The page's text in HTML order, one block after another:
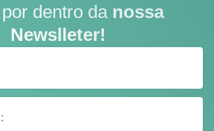
dentro da nossa
Newslleter!